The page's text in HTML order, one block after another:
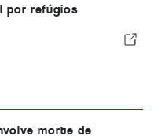
por refúgios
morte de